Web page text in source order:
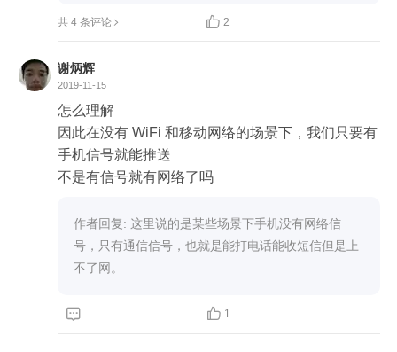
共 4 条评论  2
谢炳辉
2019-11-15
怎么理解
因此在没有 WiFi 和移动网络的场景下，我们只要有
手机信号就能推送
不是有信号就有网络了吗
作者回复: 这里说的是某些场景下手机没有网络信
号，只有通信信号，也就是能打电话能收短信但是上
不了网。
  1